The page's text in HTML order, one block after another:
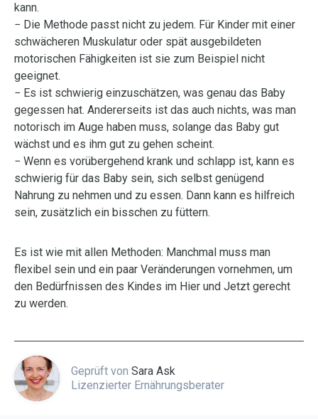
kann.
− Die Methode passt nicht zu jedem. Für Kinder mit einer
schwächeren Muskulatur oder spät ausgebildeten
motorischen Fähigkeiten ist sie zum Beispiel nicht
geeignet.
− Es ist schwierig einzuschätzen, was genau das Baby
gegessen hat. Andererseits ist das auch nichts, was man
notorisch im Auge haben muss, solange das Baby gut
wächst und es ihm gut zu gehen scheint.
− Wenn es vorübergehend krank und schlapp ist, kann es
schwierig für das Baby sein, sich selbst genügend
Nahrung zu nehmen und zu essen. Dann kann es hilfreich
sein, zusätzlich ein bisschen zu füttern.
Es ist wie mit allen Methoden: Manchmal muss man
flexibel sein und ein paar Veränderungen vornehmen, um
den Bedürfnissen des Kindes im Hier und Jetzt gerecht
zu werden.
Geprüft von Sara Ask
Lizenzierter Ernährungsberater